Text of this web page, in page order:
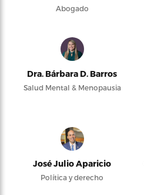
Abogado
Dra. Bárbara D. Barros
Salud Mental & Menopausia
José Julio Aparicio
Política y derecho